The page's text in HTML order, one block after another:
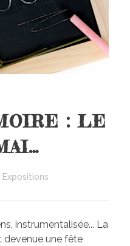
: LE
Expositions
instrumentalisée... La
devenue une fête